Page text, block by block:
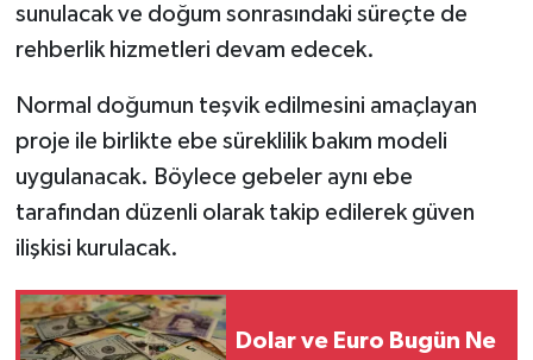
sunulacak ve doğum sonrasındaki süreçte de
rehberlik hizmetleri devam edecek.
Normal doğumun teşvik edilmesini amaçlayan
proje ile birlikte ebe süreklilik bakım modeli
uygulanacak. Böylece gebeler aynı ebe
tarafından düzenli olarak takip edilerek güven
ilişkisi kurulacak.
Dolar ve Euro Bugün Ne